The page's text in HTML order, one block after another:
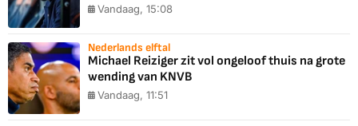
Vandaag, 15:08
Nederlands elftal
Michael Reiziger zit vol ongeloof thuis na grote
wending van KNVB
Vandaag, 11:51